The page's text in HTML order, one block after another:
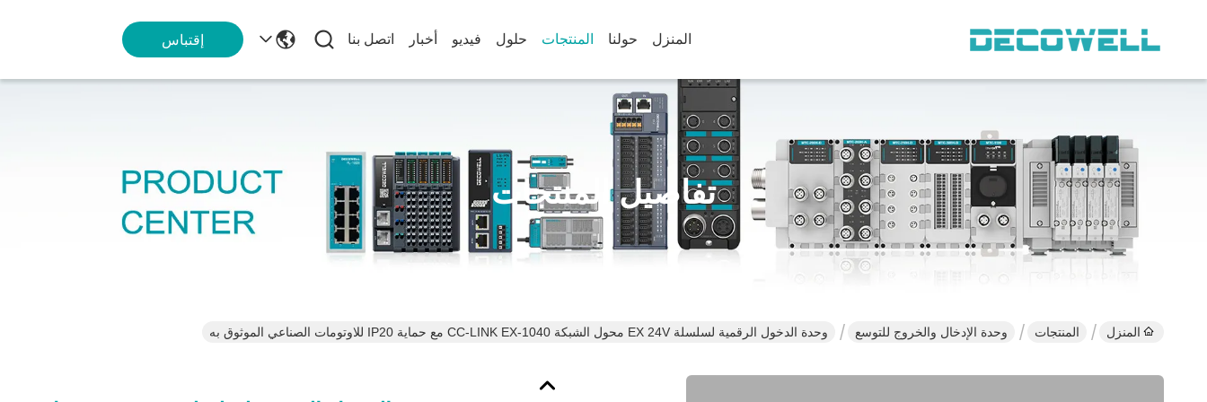
المنزل حولنا المنتجات حلول فيديو أخبار اتصل بنا إقتباس
تفاصيل المنتجات
المنزل المنتجات وحدة الإدخال والخروج للتوسع وحدة الدخول الرقمية لسلسلة EX 24V محول الشبكة CC-LINK EX-1040 مع حماية IP20 للاوتومات الصناعي الموثوق به